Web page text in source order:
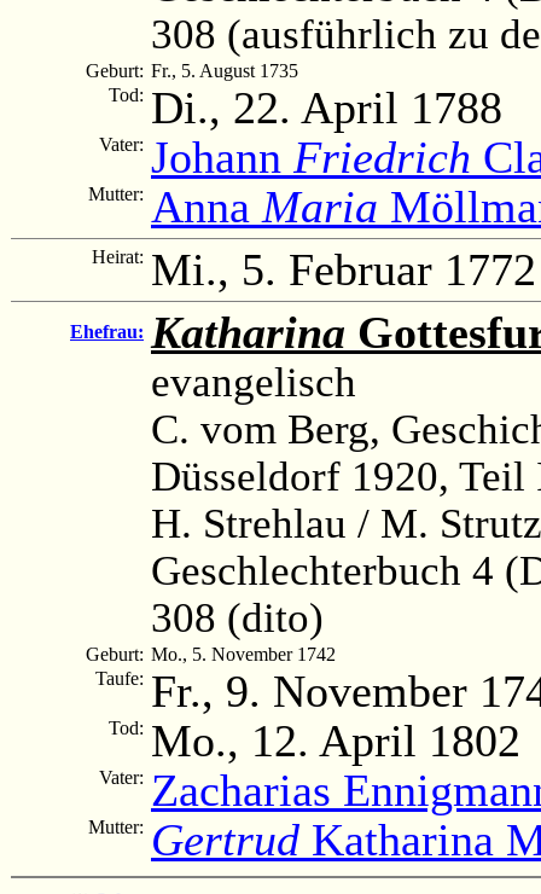
308 (ausführlich zu
Geburt: Fr., 5. August 1735
Tod: Di., 22. April 1788
Vater: Johann Friedrich
Mutter: Anna Maria
Heirat: Mi., 5. Februar 1772
Ehefrau: Katharina
evangelisch
C. vom Berg,
Düsseldorf 1920, Teil
H. Strehlau / M.
Geschlechterbuch 4
308 (dito)
Geburt: Mo., 5. November 1742
Taufe: Fr., 9. November
Tod: Mo., 12. April 1802
Vater: Zacharias
Mutter: Gertrud Katharina